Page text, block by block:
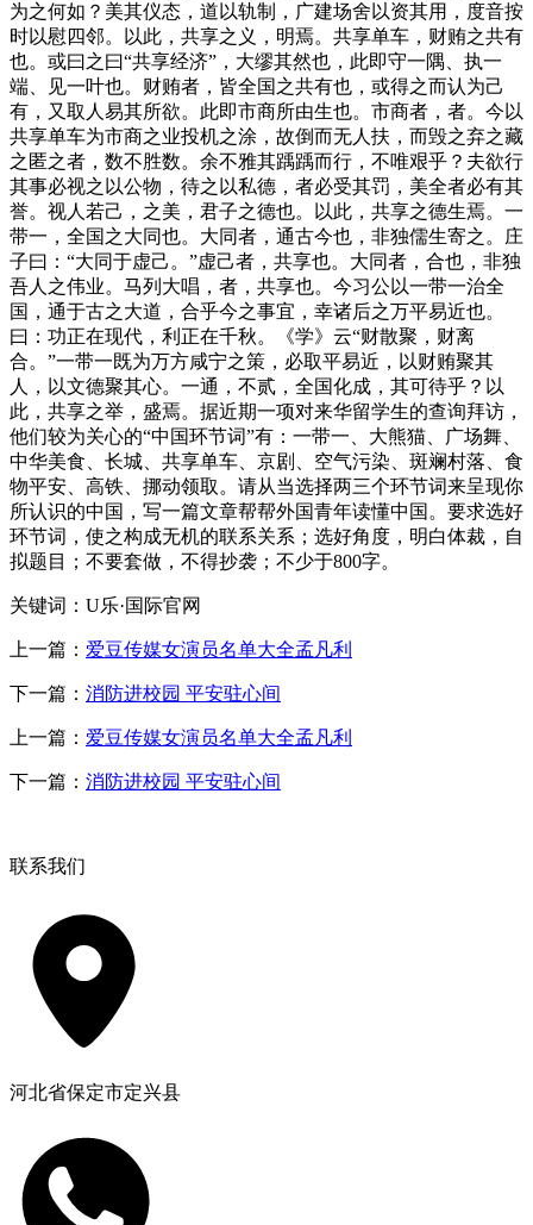
为之何如？美其仪态，道以轨制，广建场舍以资其用，度音按
时以慰四邻。以此，共享之义，明焉。共享单车，财贿之共有
也。或曰之曰“共享经济”，大缪其然也，此即守一隅、执一
端、见一叶也。财贿者，皆全国之共有也，或得之而认为己
有，又取人易其所欲。此即市商所由生也。市商者，者。今以
共享单车为市商之业投机之涂，故倒而无人扶，而毁之弃之藏
之匿之者，数不胜数。余不雅其踽踽而行，不唯艰乎？夫欲行
其事必视之以公物，待之以私德，者必受其罚，美全者必有其
誉。视人若己，之美，君子之德也。以此，共享之德生焉。一
带一，全国之大同也。大同者，通古今也，非独儒生寄之。庄
子曰：“大同于虚己。”虚己者，共享也。大同者，合也，非独
吾人之伟业。马列大唱，者，共享也。今习公以一带一治全
国，通于古之大道，合乎今之事宜，幸诸后之万平易近也。
曰：功正在现代，利正在千秋。《学》云“财散聚，财离
合。”一带一既为万方咸宁之策，必取平易近，以财贿聚其
人，以文德聚其心。一通，不贰，全国化成，其可待乎？以
此，共享之举，盛焉。据近期一项对来华留学生的查询拜访，
他们较为关心的“中国环节词”有：一带一、大熊猫、广场舞、
中华美食、长城、共享单车、京剧、空气污染、斑斓村落、食
物平安、高铁、挪动领取。请从当选择两三个环节词来呈现你
所认识的中国，写一篇文章帮帮外国青年读懂中国。要求选好
环节词，使之构成无机的联系关系；选好角度，明白体裁，自
拟题目；不要套做，不得抄袭；不少于800字。
关键词：U乐·国际官网
上一篇： 爱豆传媒女演员名单大全孟凡利
下一篇： 消防进校园 平安驻心间
上一篇： 爱豆传媒女演员名单大全孟凡利
下一篇： 消防进校园 平安驻心间
联系我们
河北省保定市定兴县